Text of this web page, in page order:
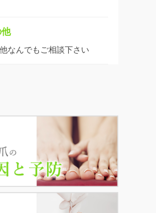
なんでもご相談下さい